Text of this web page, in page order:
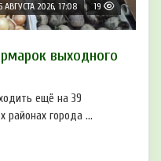
АВГУСТА 2026, 17:08 19
выходного
ещё на 39
районах города ...